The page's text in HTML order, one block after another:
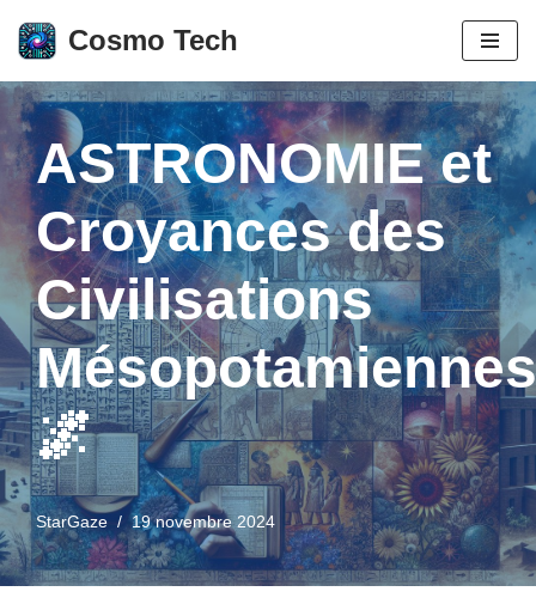
Aller
au
contenu
Cosmo Tech
ASTRONOMIE et
Croyances des
Civilisations
Mésopotamiennes
🌌
StarGaze 19 novembre 2024